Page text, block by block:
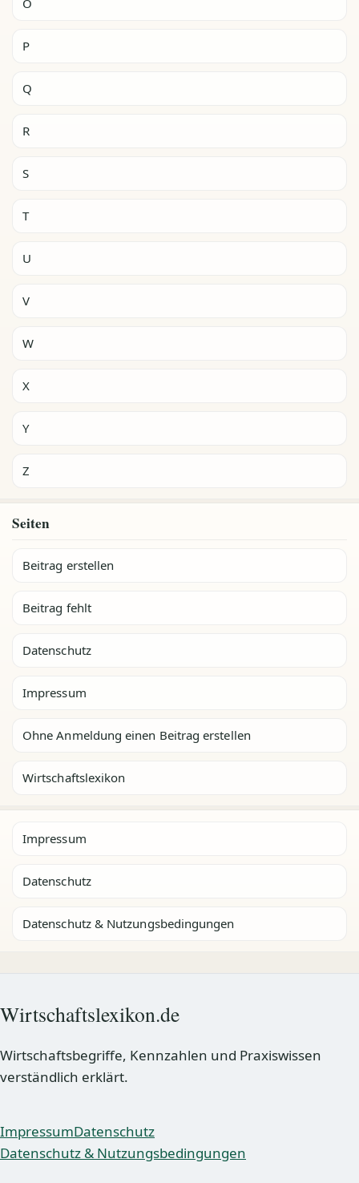
P
Q
R
S
T
U
V
W
X
Y
Z
Seiten
Beitrag erstellen
Beitrag fehlt
Datenschutz
Impressum
Ohne Anmeldung einen Beitrag erstellen
Wirtschaftslexikon
Impressum
Datenschutz
Datenschutz & Nutzungsbedingungen
Wirtschaftslexikon.de
Wirtschaftsbegriffe, Kennzahlen und Praxiswissen
verständlich erklärt.
ImpressumDatenschutz
Datenschutz & Nutzungsbedingungen